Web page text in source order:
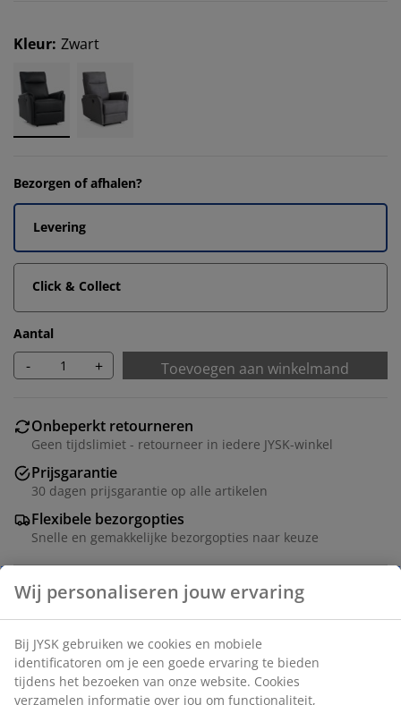
Kleur: Zwart
Bezorgen of afhalen?
Levering
Click & Collect
Aantal
- + Toevoegen aan winkelmand
Onbeperkt retourneren
Geen tijdslimiet - retourneer in iedere JYSK-winkel
Prijsgarantie
30 dagen prijsgarantie op alle artikelen
Flexibele bezorgopties
Snelle en gemakkelijke bezorgopties naar keuze
Artikelnummer: 3630121
Montage-instructies